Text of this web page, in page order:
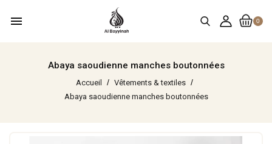
0
menu
Abaya saoudienne manches boutonnées
Accueil
Vêtements & textiles
Abaya saoudienne manches boutonnées